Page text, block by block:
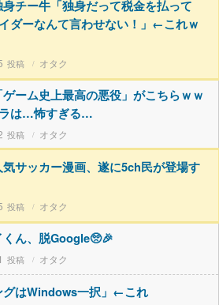
身チー牛「独身だって税金を払って
ダーなんて言わせない！」←これｗ
オタク
ゲーム史上最高の悪役」がこちらｗｗ
は…怖すぎる…
オタク
気サッカー漫画、遂に5ch民が登場す
オタク
くん、脱Google🥺🎉
オタク
グはWindows一択」←これ